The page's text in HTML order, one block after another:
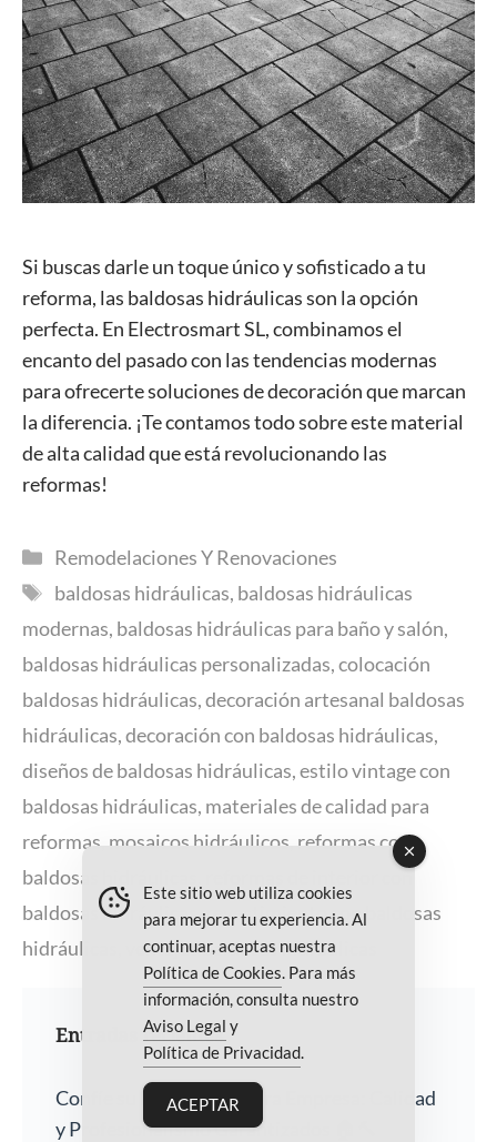
Si buscas darle un toque único y sofisticado a tu
reforma, las baldosas hidráulicas son la opción
perfecta. En Electrosmart SL, combinamos el
encanto del pasado con las tendencias modernas
para ofrecerte soluciones de decoración que marcan
la diferencia. ¡Te contamos todo sobre este material
de alta calidad que está revolucionando las
reformas!
Categorías
Remodelaciones Y Renovaciones
Etiquetas
baldosas hidráulicas, baldosas hidráulicas
modernas, baldosas hidráulicas para baño y salón,
baldosas hidráulicas personalizadas,colocación
baldosas hidráulicas,decoración artesanal baldosas
hidráulicas,decoración con baldosas hidráulicas,
diseños de baldosas hidráulicas,estilo vintage con
baldosas hidráulicas, materiales de calidad para
reformas,mosaicos hidráulicos,reformas con
baldosas hidráulicas
reformas de interior con
baldosas hidráulicas,revestimiento con baldosas
hidráulicas
ventajas baldosas hidráulicas
Entradas recientes
Confíe su Hogar a Nuestra Empresa: Calidad
y Profesionalismo Garantizados 🏠🔨
Este sitio web utiliza cookies
para mejorar tu experiencia. Al
continuar, aceptas nuestra
Política de Cookies. Para más
información, consulta nuestro
Aviso Legal y
Política de Privacidad.
ACEPTAR